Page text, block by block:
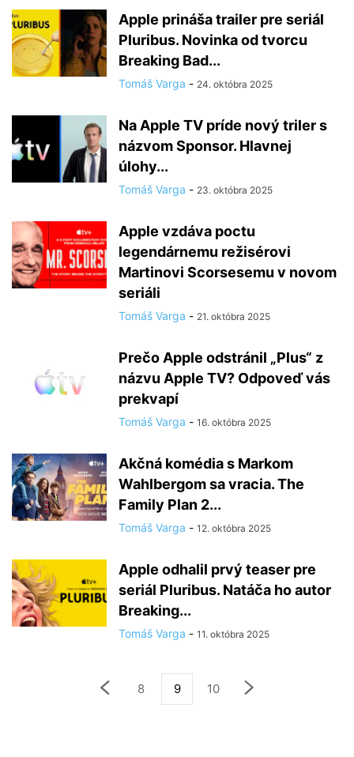
Apple prináša trailer pre seriál
Pluribus. Novinka od tvorcu
Breaking Bad...
Tomáš Varga - 24. októbra 2025
Na Apple TV príde nový triler s
názvom Sponsor. Hlavnej
úlohy...
Tomáš Varga - 23. októbra 2025
Apple vzdáva poctu
legendárnemu režisérovi
Martinovi Scorsesemu v novom
seriáli
Tomáš Varga - 21. októbra 2025
Prečo Apple odstránil „Plus“ z
názvu Apple TV? Odpoveď vás
prekvapí
Tomáš Varga - 16. októbra 2025
Akčná komédia s Markom
Wahlbergom sa vracia. The
Family Plan 2...
Tomáš Varga - 12. októbra 2025
Apple odhalil prvý teaser pre
seriál Pluribus. Natáča ho autor
Breaking...
Tomáš Varga - 11. októbra 2025
8 9 10